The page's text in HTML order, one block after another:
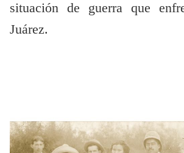
situación de guerra que
Juárez.